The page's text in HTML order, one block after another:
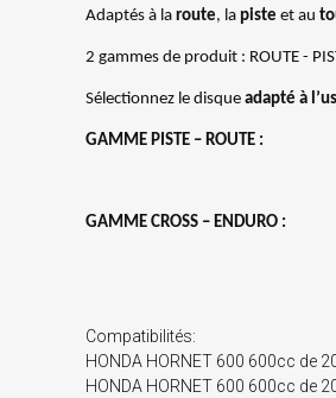
Adaptés à la route, la piste et au
2 gammes de produit : ROUTE -
Sélectionnez le disque adapté à
GAMME PISTE – ROUTE :
GAMME CROSS – ENDURO :
Compatibilités:
HONDA HORNET 600 600cc de
HONDA HORNET 600 600cc de